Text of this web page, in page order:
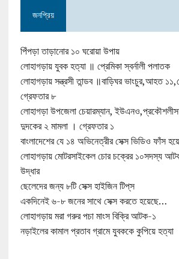
জনপ্রিয়
পিঁপড়া তাড়ানোর ১০ ঘরোয়া উপায়
লোহাগড়ায় যুবক হত্যা ॥ প্রেমিকা স্বর্নালী পলাতক
লোহাগড়ায় সন্ত্রসী তান্ডব ॥বাড়িঘর ভাংচুর,আহত
গ্রেফতার ৮
লোহাগড়া উপজেলা চেয়ারম্যান,
দুদকের ২ মামলা । গ্রেফতার ১
বাংলাদেশের যে ১৪ অভিনেত্রীর সেক্স ভিডিও ফাঁস
লোহাগড়ায় মোটরসাইকেল চোর চক্রের ১০সদস্য
উদ্ধার
ছেলেদের জন্য ৮টি সেক্স হাইজিন টিপ্‌স
একদিনেই ৬-৮ জনের সাথে সেক্স করতে হয়েছে…
লোহাগড়ায় মরা গরুর পচা মাংস বিক্রি আটক-১
নড়াইলের কামাল প্রতাব গ্রামে যুবককে কুপিয়ে হত্যা